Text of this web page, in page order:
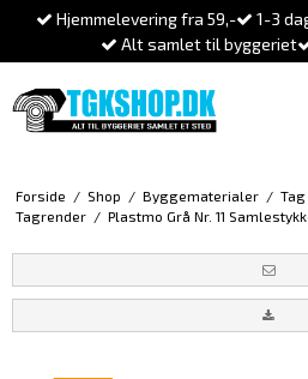
Hjemmelevering fra 59,-
1-3
Alt samlet til byggeriet
Forside / Shop / Byggematerialer / Tag
Tagrender / Plastmo Grå Nr. 11